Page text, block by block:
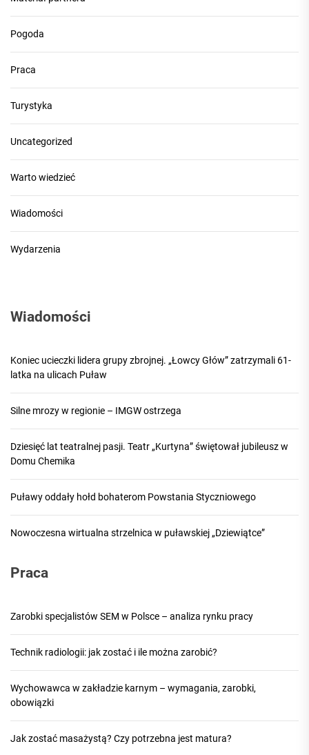
Pogoda
Praca
Turystyka
Uncategorized
Warto wiedzieć
Wiadomości
Wydarzenia
Wiadomości
Koniec ucieczki lidera grupy zbrojnej. „Łowcy Głów” zatrzymali 61-
latka na ulicach Puław
Silne mrozy w regionie – IMGW ostrzega
Dziesięć lat teatralnej pasji. Teatr „Kurtyna” świętował jubileusz w
Domu Chemika
Puławy oddały hołd bohaterom Powstania Styczniowego
Nowoczesna wirtualna strzelnica w puławskiej „Dziewiątce”
Praca
Zarobki specjalistów SEM w Polsce – analiza rynku pracy
Technik radiologii: jak zostać i ile można zarobić?
Wychowawca w zakładzie karnym – wymagania, zarobki,
obowiązki
Jak zostać masażystą? Czy potrzebna jest matura?